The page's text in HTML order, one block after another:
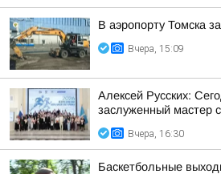
В аэропорту Томска
Вчера, 15:09
Алексей Русских:
заслуженный мастер
Вчера, 16:30
Баскетбольные